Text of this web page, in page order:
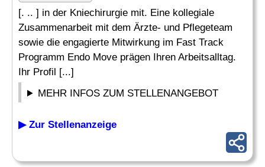
[. .. ] in der Kniechirurgie mit. Eine kollegiale
Zusammenarbeit mit dem Ärzte- und Pflegeteam
sowie die engagierte Mitwirkung im Fast Track
Programm Endo Move prägen Ihren Arbeitsalltag.
Ihr Profil [...]
MEHR INFOS ZUM STELLENANGEBOT
▶ Zur Stellenanzeige